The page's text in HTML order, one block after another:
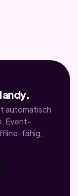
automatisch
Event-
fähig,